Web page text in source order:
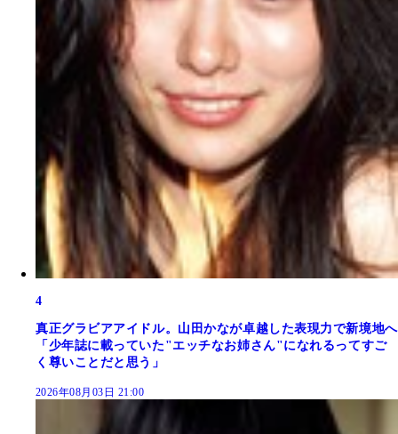
4
真正グラビアアイドル。山田かなが卓越した表現力で新境地へ
「少年誌に載っていた"エッチなお姉さん"になれるってすご
く尊いことだと思う」
2026年08月03日 21:00